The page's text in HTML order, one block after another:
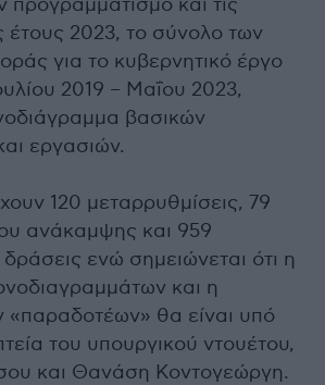
προγραμματισμό και τις
έτους 2023, το σύνολο των
για το κυβερνητικό έργο
2019 – Μαΐου 2023,
βασικών
εργασιών.
120 μεταρρυθμίσεις, 79
ανάκαμψης και 959
δράσεις ενώ σημειώνεται ότι η
και η
θα είναι υπό
του υπουργικού ντουέτου,
και Θανάση Κοντογεώργη.